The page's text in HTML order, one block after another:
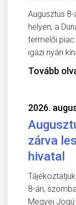
Augusztus
helyen, a
termelői
igazi nyári
Tovább
2026.
zárva
hivatal
8-án,
Megyei